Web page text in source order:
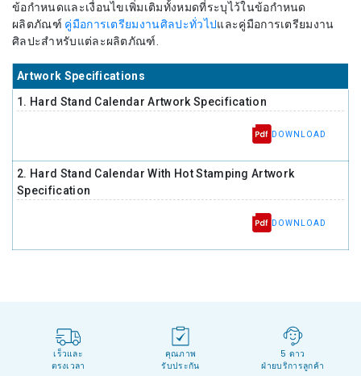
ข้อกำหนดและเงื่อนไขเพิ่มเติมทั้งหมดที่ระบุไว้ในข้อกำหนด
ผลิตภัณฑ์ คู่มือการเตรียมงานศิลปะทั่วไปและคู่มือการเตรียมงาน
ศิลปะสำหรับแต่ละผลิตภัณฑ์.
Artwork Specifications
1. Hard Stand Calendar Artwork Specification
DOWNLOAD
2. Hard Stand Calendar With Hot Stamping Artwork
Specification
DOWNLOAD
เร็วและ
ตรงเวลา
คุณภาพ
รับประกัน
5 ดาว
ฝ่ายบริการลูกค้า